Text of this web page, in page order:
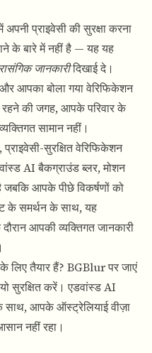
प्राइवेसी की सुरक्षा करना
के बारे में नहीं है — यह यह
जानकारीदिखाई दे।
आपका बोला गया वेरिफिकेशन
की जगह, आपके परिवार के
सामान नहीं।
सुरक्षित वेरिफिकेशन
AI बैकग्राउंड ब्लर, मोशन
आपके पीछे विकर्षणों को
के समर्थन के साथ, यह
आपकी व्यक्तिगत जानकारी
लिए तैयार हैं? BGBlur पर जाएं
सुरक्षित करें। एडवांस्ड AI
साथ, आपके ऑस्ट्रेलियाई वीज़ा
नहीं रहा।